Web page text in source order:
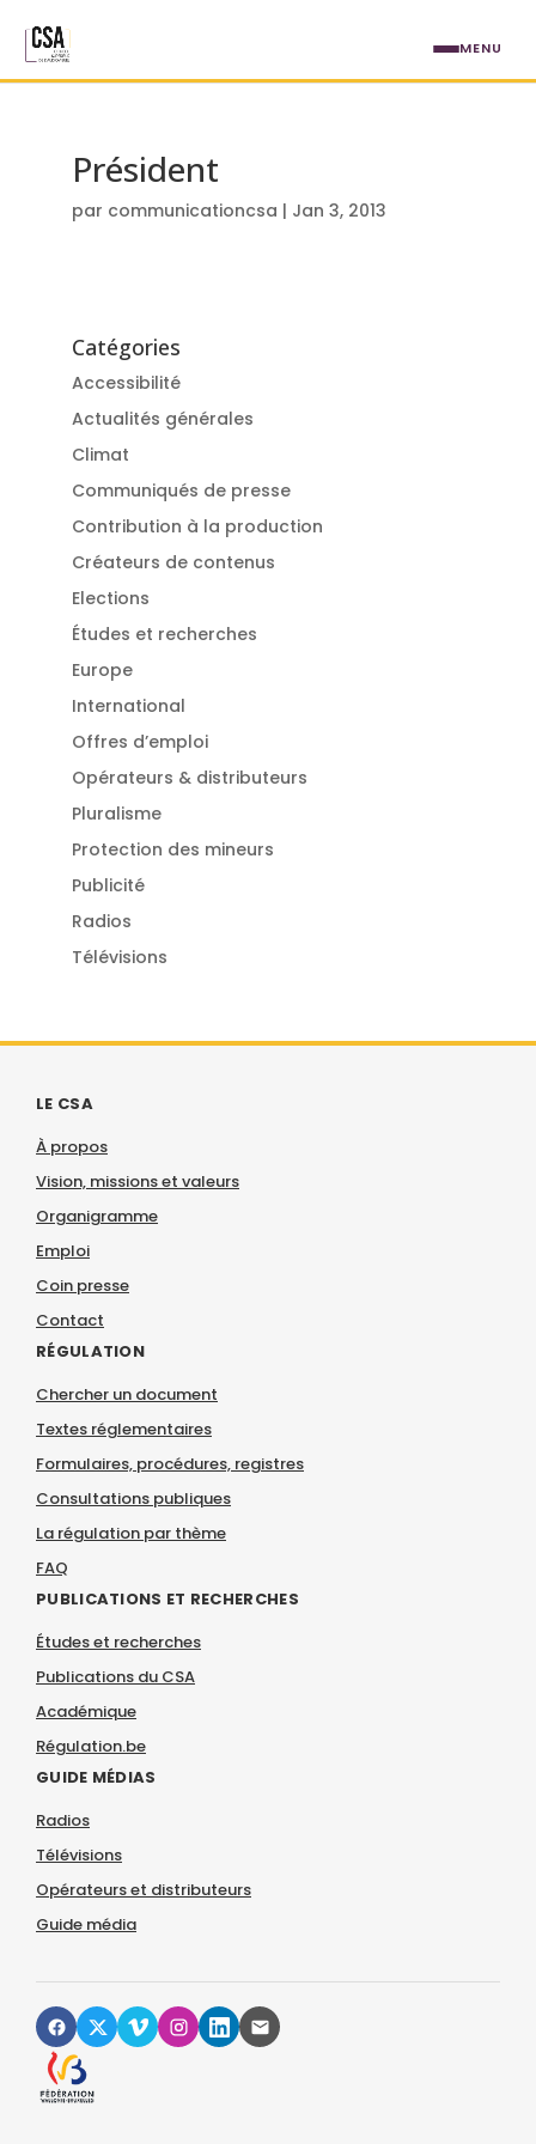
Président
par communicationcsa | Jan 3, 2013
Catégories
Accessibilité
Actualités générales
Climat
Communiqués de presse
Contribution à la production
Créateurs de contenus
Elections
Études et recherches
Europe
International
Offres d’emploi
Opérateurs & distributeurs
Pluralisme
Protection des mineurs
Publicité
Radios
Télévisions
LE CSA
À propos
Vision, missions et valeurs
Organigramme
Emploi
Coin presse
Contact
RÉGULATION
Chercher un document
Textes réglementaires
Formulaires, procédures, registres
Consultations publiques
La régulation par thème
FAQ
PUBLICATIONS ET RECHERCHES
Études et recherches
Publications du CSA
Académique
Régulation.be
GUIDE MÉDIAS
Radios
Télévisions
Opérateurs et distributeurs
Guide média
MENU